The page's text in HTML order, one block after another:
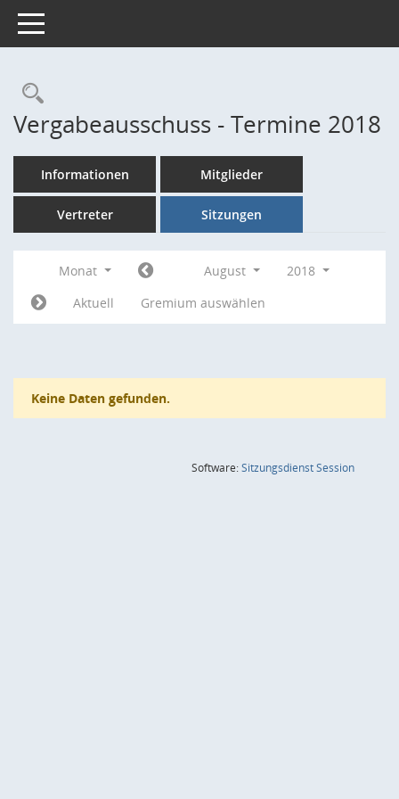
Toggle navigation
Rechercheauswahl
Vergabeausschuss - Termine 2018
Informationen Mitglieder
Vertreter Sitzungen
Monat August
2018
Aktuell
Gremium auswählen
Keine Daten gefunden.
Software:SitzungsdienstSession(Wird in